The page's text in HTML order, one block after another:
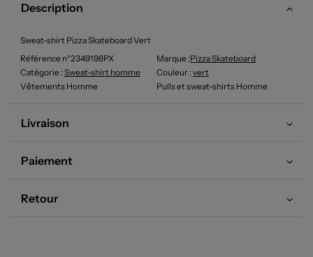
Description
Sweat-shirt Pizza Skateboard Vert
Référence n°2349198PX
Marque :Pizza Skateboard
Catégorie : Sweat-shirt homme Couleur : vert
Vêtements Homme
Pulls et sweat-shirts Homme
Livraison
Paiement
Retour